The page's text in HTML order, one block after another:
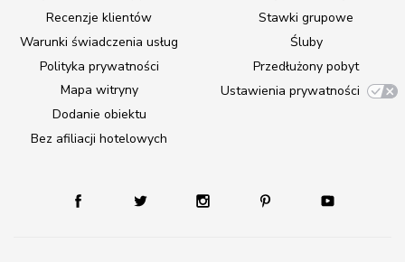
Recenzje klientów
Warunki świadczenia usług
Polityka prywatności
Mapa witryny
Dodanie obiektu
Bez afiliacji hotelowych
Stawki grupowe
Śluby
Przedłużony pobyt
Ustawienia prywatności